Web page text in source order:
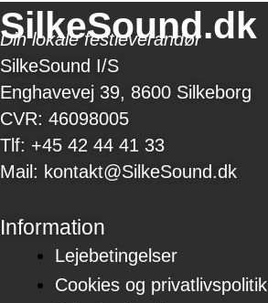
SilkeSound.dk
Din lokale festleverandør
SilkeSound I/S
Enghavevej 39, 8600 Silkeborg
CVR: 46098005
Tlf: +45 42 44 41 33
Mail: kontakt@SilkeSound.dk
Information
Lejebetingelser
Cookies og privatlivspolitik